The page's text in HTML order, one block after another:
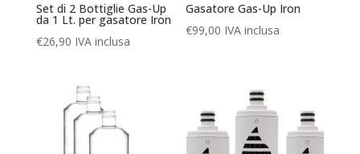
Set di 2 Bottiglie Gas-Up
da 1 Lt. per gasatore Iron
€26,90 IVA inclusa
Gasatore Gas-Up Iron
€99,00 IVA inclusa